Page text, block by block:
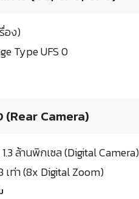
อง)
Type UFS 0
Camera)
ล้านพิกเซล (Digital Camera)
ท่า (8x Digital Zoom)